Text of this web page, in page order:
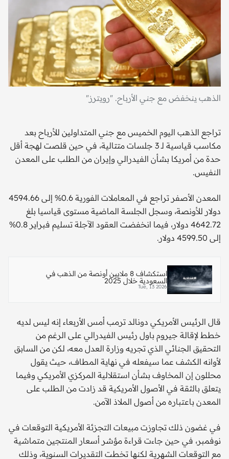
الذهب ينخفض مع جني الأرباح. "رويترز"
تراجع الذهب اليوم الخميس مع جني المتداولين للأرباح بعد
مكاسب قياسية لـ 3 جلسات متتالية، في حين قلصت لهجة أقل
حدة من أمريكا بشأن الفيدرالي وإيران من الطلب على المعدن
النفيس.
المعدن الأصفر تراجع في المعاملات الفورية 0.6% إلى 4594.66
دولار للأونصة، وسجل الجلسة الماضية مستوى قياسيا بلغ
4642.72 دولار، فيما انخفضت العقود الآجلة تسليم فبراير 0.8%
إلى 4599.50 دولار.
استكشاف 8 ملايين أونصة من الذهب في
السعودية خلال 2025
Tue, 13 2026
قال الرئيس الأمريكي دونالد ترمب أمس الأربعاء إنه ليس لديه
خطط لإقالة ‌جيروم باول رئيس الفيدرالي على الرغم من
التحقيق ‌الجنائي ⁠الذي تجريه ​وزارة ‌العدل معه، لكن من السابق
لأوانه الكشف عما سيفعله في نهاية المطاف، حيث يقول
محللون إن المخاوف بشأن استقلالية المركزي الأمريكي وفيما
يتعلق بالثقة في الأصول الأمريكية قد زادت من الطلب على
المعدن باعتباره من أصول الملاذ الآمن.
في غضون ذلك تجاوزت مبيعات التجزئة الأمريكية التوقعات في
نوفمبر، في حين جاءت قراءة ⁠مؤشر أسعار المنتجين متماشية
مع التوقعات الشهرية لكنها تخطت التقديرات السنوية، وذلك